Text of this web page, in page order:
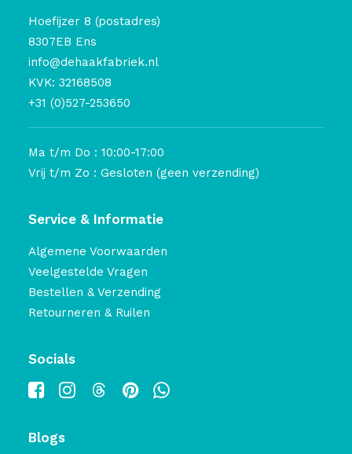
Hoefijzer 8 (postadres)
8307EB Ens
info@dehaakfabriek.nl
KVK: 32168508
+31 (0)527-253650
Ma t/m Do : 10:00-17:00
Vrij t/m Zo : Gesloten (geen verzending)
Service & Informatie
Algemene Voorwaarden
Veelgestelde Vragen
Bestellen & Verzending
Retourneren & Ruilen
Socials
Blogs